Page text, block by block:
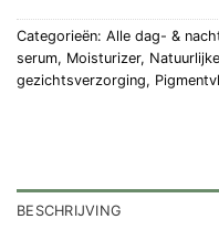
Categorieën: Alle dag- &
serum, Moisturizer,
gezichtsverzorging,
BESCHRIJVING